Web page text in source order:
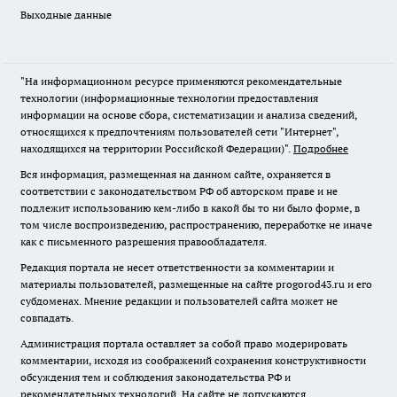
Выходные данные
"На информационном ресурсе применяются рекомендательные
технологии (информационные технологии предоставления
информации на основе сбора, систематизации и анализа сведений,
относящихся к предпочтениям пользователей сети "Интернет",
находящихся на территории Российской Федерации)". Подробнее
Вся информация, размещенная на данном сайте, охраняется в
соответствии с законодательством РФ об авторском праве и не
подлежит использованию кем-либо в какой бы то ни было форме, в
том числе воспроизведению, распространению, переработке не иначе
как с письменного разрешения правообладателя.
Редакция портала не несет ответственности за комментарии и
материалы пользователей, размещенные на сайте progorod43.ru и его
субдоменах. Мнение редакции и пользователей сайта может не
совпадать.
Администрация портала оставляет за собой право модерировать
комментарии, исходя из соображений сохранения конструктивности
обсуждения тем и соблюдения законодательства РФ и
рекомендательных технологий. На сайте не допускаются